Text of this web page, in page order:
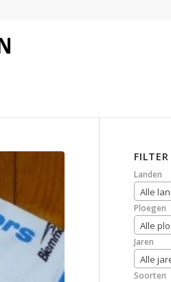
Landen
Alle
Ploegen
Alle
Jaren
Alle
Soorten